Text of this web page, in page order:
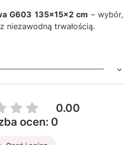
G603 135x15x2 cm – wybór,
niezawodną trwałością.
0.00
ocen: 0